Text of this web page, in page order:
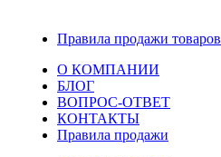
Правила продажи товаров
О КОМПАНИИ
БЛОГ
ВОПРОС-ОТВЕТ
КОНТАКТЫ
Правила продажи